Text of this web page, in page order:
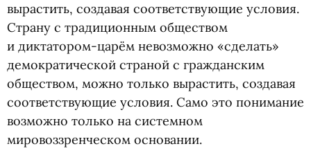
вырастить, создавая соответствующие условия.
Страну с традиционным обществом
и диктатором-царём невозможно «сделать»
демократической страной с гражданским
обществом, можно только вырастить, создавая
соответствующие условия. Само это понимание
возможно только на системном
мировоззренческом основании.